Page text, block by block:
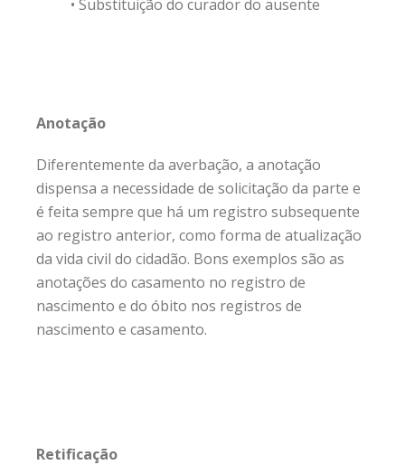
• Substituição do curador do ausente
Anotação
Diferentemente da averbação, a anotação
dispensa a necessidade de solicitação da parte e
é feita sempre que há um registro subsequente
ao registro anterior, como forma de atualização
da vida civil do cidadão. Bons exemplos são as
anotações do casamento no registro de
nascimento e do óbito nos registros de
nascimento e casamento.
Retificação